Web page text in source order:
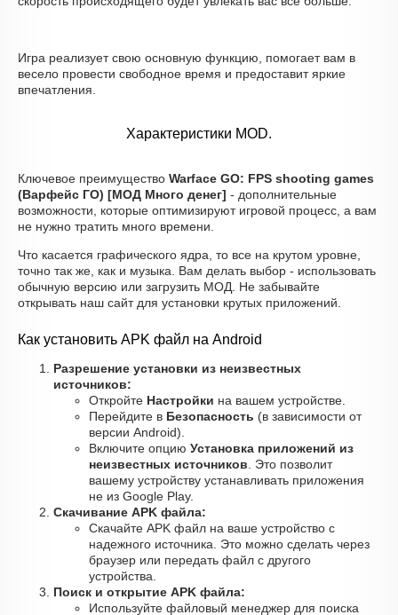
Игра реализует свою основную функцию, помогает вам в
весело провести свободное время и предоставит яркие
впечатления.
Характеристики MOD.
Ключевое преимущество Warface GO: FPS shooting games
(Варфейс ГО) [МОД Много денег] - дополнительные
возможности, которые оптимизируют игровой процесс, а вам
не нужно тратить много времени.
Что касается графического ядра, то все на крутом уровне,
точно так же, как и музыка. Вам делать выбор - использовать
обычную версию или загрузить МОД. Не забывайте
открывать наш сайт для установки крутых приложений.
Как установить APK файл на Android
Разрешение установки из неизвестных
источников:
Откройте Настройки на вашем устройстве.
Перейдите в Безопасность (в зависимости от
версии Android).
Включите опцию Установка приложений из
неизвестных источников . Это позволит
вашему устройству устанавливать приложения
не из Google Play.
Скачивание APK файла:
Скачайте APK файл на ваше устройство с
надежного источника. Это можно сделать через
браузер или передать файл с другого
устройства.
Поиск и открытие APK файла:
Используйте файловый менеджер для поиска